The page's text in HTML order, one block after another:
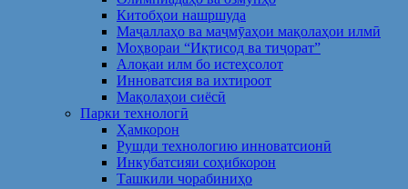
Китобҳои нашршуда
Маҷаллаҳо ва маҷмӯаҳои мақолаҳои илмӣ
Моҳвораи “Иқтисод ва тиҷорат”
Алоқаи илм бо истеҳсолот
Инноватсия ва ихтироот
Мақолаҳои сиёсӣ
Парки технологӣ
Ҳамкорон
Рушди технологию инноватсионӣ
Инкубатсияи соҳибкорон
Ташкили чорабиниҳо